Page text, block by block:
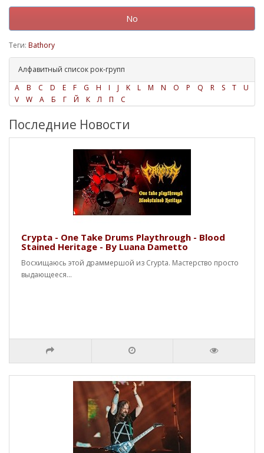
No
Теги: Bathory
Алфавитный список рок-групп
A
B C D E F G H I J K L M N O P Q R S T
U
V
W А Б Г Й К Л П С
Последние Новости
Crypta - One Take Drums Playthrough - Blood
Stained Heritage - By Luana Dametto
Восхищаюсь этой драммершой из Crypta. Мастерство просто
выдающееся...